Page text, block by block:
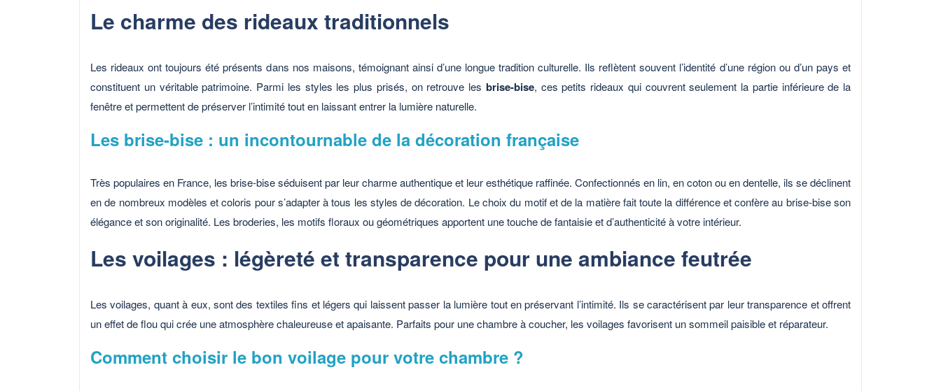
Le charme des rideaux traditionnels
Les rideaux ont toujours été présents dans nos maisons, témoignant ainsi d’une longue tradition culturelle. Ils reflètent souvent l’identité d’une région ou d’un pays et
constituent un véritable patrimoine. Parmi les styles les plus prisés, on retrouve les brise-bise, ces petits rideaux qui couvrent seulement la partie inférieure de la
fenêtre et permettent de préserver l’intimité tout en laissant entrer la lumière naturelle.
Les brise-bise : un incontournable de la décoration française
Très populaires en France, les brise-bise séduisent par leur charme authentique et leur esthétique raffinée. Confectionnés en lin, en coton ou en dentelle, ils se déclinent
en de nombreux modèles et coloris pour s’adapter à tous les styles de décoration. Le choix du motif et de la matière fait toute la différence et confère au brise-bise son
élégance et son originalité. Les broderies, les motifs floraux ou géométriques apportent une touche de fantaisie et d’authenticité à votre intérieur.
Les voilages : légèreté et transparence pour une ambiance feutrée
Les voilages, quant à eux, sont des textiles fins et légers qui laissent passer la lumière tout en préservant l’intimité. Ils se caractérisent par leur transparence et offrent
un effet de flou qui crée une atmosphère chaleureuse et apaisante. Parfaits pour une chambre à coucher, les voilages favorisent un sommeil paisible et réparateur.
Comment choisir le bon voilage pour votre chambre ?